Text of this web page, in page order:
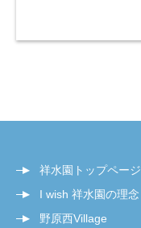
祥水園トップページ
I wish 祥水園の理念
野原西Village